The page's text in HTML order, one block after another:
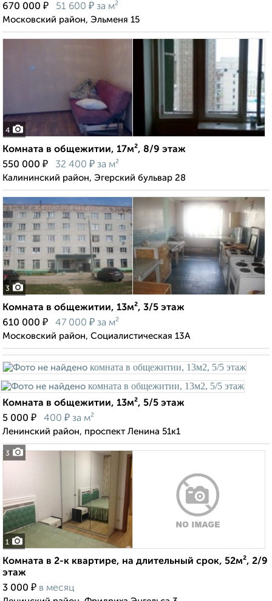
670 000 ₽ 51 600 ₽ за м²
Московский район, Эльменя 15
4
Комната в общежитии, 17м², 8/9 этаж
550 000 ₽ 32 400 ₽ за м²
Калининский район, Эгерский бульвар 28
3
Комната в общежитии, 13м², 3/5 этаж
610 000 ₽ 47 000 ₽ за м²
Московский район, Социалистическая 13А
3
Комната в общежитии, 13м², 5/5 этаж
5 000 ₽ 400 ₽ за м²
Ленинский район, проспект Ленина 51к1
1
Комната в 2-к квартире, на длительный срок, 52м², 2/9
этаж
3 000 ₽ в месяц